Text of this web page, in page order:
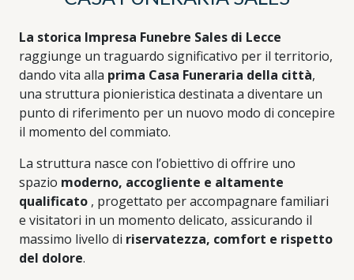
La storica Impresa Funebre Sales di Lecce
raggiunge un traguardo significativo per il territorio,
dando vita alla prima Casa Funeraria della città,
una struttura pionieristica destinata a diventare un
punto di riferimento per un nuovo modo di concepire
il momento del commiato.
La struttura nasce con l’obiettivo di offrire uno
spazio moderno, accogliente e altamente
qualificato , progettato per accompagnare familiari
e visitatori in un momento delicato, assicurando il
massimo livello di riservatezza, comfort e rispetto
del dolore.